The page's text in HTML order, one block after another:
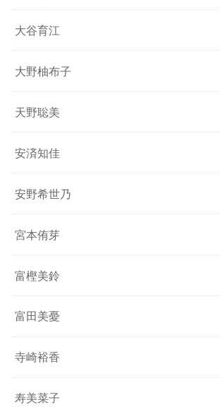
大谷育江
大野柚布子
天野聡美
安済知佳
安野希世乃
宮本侑芽
富樫美鈴
富田美憂
寺崎裕香
寿美菜子